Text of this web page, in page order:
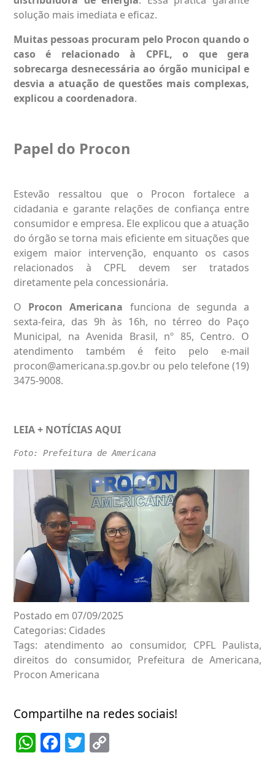
solução mais imediata e eficaz.
Muitas pessoas procuram pelo Procon quando o
caso é relacionado à CPFL, o que gera
sobrecarga desnecessária ao órgão municipal e
desvia a atuação de questões mais complexas,
explicou a coordenadora.
Papel do Procon
Estevão ressaltou que o Procon fortalece a
cidadania e garante relações de confiança entre
consumidor e empresa. Ele explicou que a atuação
do órgão se torna mais eficiente em situações que
exigem maior intervenção, enquanto os casos
relacionados à CPFL devem ser tratados
diretamente pela concessionária.
O Procon Americana funciona de segunda a
sexta-feira, das 9h às 16h, no térreo do Paço
Municipal, na Avenida Brasil, nº 85, Centro. O
atendimento também é feito pelo e-mail
procon@americana.sp.gov.br ou pelo telefone (19)
3475-9008.
LEIA + NOTÍCIAS AQUI
Foto: Prefeitura de Americana
Postado em 07/09/2025
Categorias: Cidades
Tags: atendimento ao consumidor, CPFL Paulista,
direitos do consumidor, Prefeitura de Americana,
Procon Americana
Compartilhe na redes sociais!
WhatsApp
Facebook
Twitter